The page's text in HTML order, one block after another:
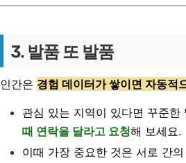
3. 발품 또 발품
인간은 경험 데이터가 쌓이면 자동적
관심 있는 지역이 있다면 꾸준
때 연락을 달라고 요청해 보세요.
이때 가장 중요한 것은 서로 간